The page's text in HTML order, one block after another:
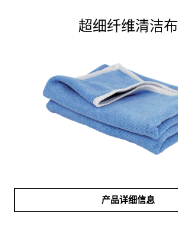
超细纤维清洁布
产品详细信息